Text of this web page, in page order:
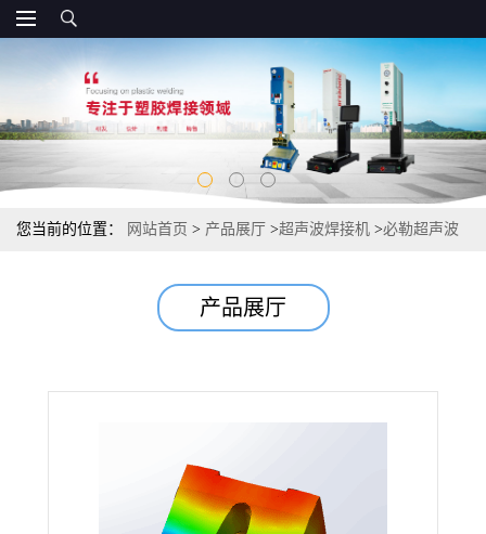
您当前的位置： 网站首页 > 产品展厅 >超声波焊接机 >必勒超声波
产品展厅